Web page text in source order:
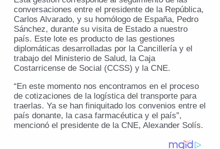
conversaciones entre el presidente de la República,
Carlos Alvarado, y su homólogo de España, Pedro
Sánchez, durante su visita de Estado a nuestro
país. Este lote es producto de las gestiones
diplomáticas desarrolladas por la Cancillería y el
trabajo del Ministerio de Salud, la Caja
Costarricense de Social (CCSS) y la CNE.
“En este momento nos encontramos en el proceso
de cotizaciones de la logística del transporte para
traerlas. Ya se han finiquitado los convenios entre el
país donante, la casa farmacéutica y el país”,
mencionó el presidente de la CNE, Alexander Solís.